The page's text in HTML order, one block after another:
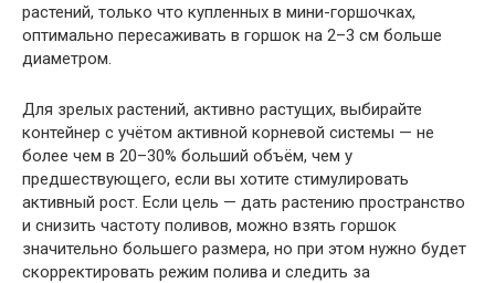
растений, только что купленных в мини-горшочках,
оптимально пересаживать в горшок на 2–3 см больше
диаметром.
Для зрелых растений, активно растущих, выбирайте
контейнер с учётом активной корневой системы — не
более чем в 20–30% больший объём, чем у
предшествующего, если вы хотите стимулировать
активный рост. Если цель — дать растению пространство
и снизить частоту поливов, можно взять горшок
значительно большего размера, но при этом нужно будет
скорректировать режим полива и следить за